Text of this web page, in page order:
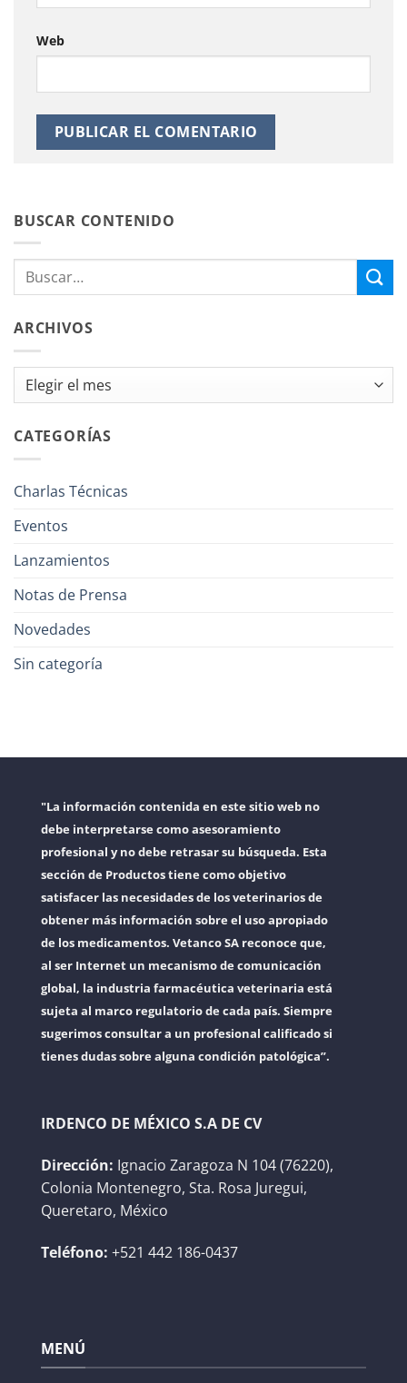
Web
BUSCAR CONTENIDO
ARCHIVOS
Archivos
CATEGORÍAS
Charlas Técnicas
Eventos
Lanzamientos
Notas de Prensa
Novedades
Sin categoría
"La información contenida en este sitio web no
debe interpretarse como asesoramiento
profesional y no debe retrasar su búsqueda. Esta
sección de Productos tiene como objetivo
satisfacer las necesidades de los veterinarios de
obtener más información sobre el uso apropiado
de los medicamentos. Vetanco SA reconoce que,
al ser Internet un mecanismo de comunicación
global, la industria farmacéutica veterinaria está
sujeta al marco regulatorio de cada país. Siempre
sugerimos consultar a un profesional calificado si
tienes dudas sobre alguna condición patológica”.
IRDENCO DE MÉXICO S.A DE CV
Dirección: Ignacio Zaragoza N 104 (76220),
Colonia Montenegro, Sta. Rosa Juregui,
Queretaro, México
Teléfono: +521 442 186-0437
MENÚ